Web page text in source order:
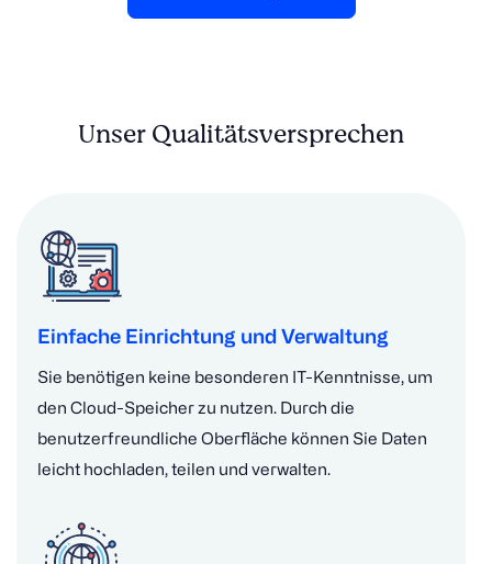
Unser Qualitätsversprechen
Einfache Einrichtung und Verwaltung
Sie benötigen keine besonderen IT-Kenntnisse, um
den Cloud-Speicher zu nutzen. Durch die
benutzerfreundliche Oberfläche können Sie Daten
leicht hochladen, teilen und verwalten.